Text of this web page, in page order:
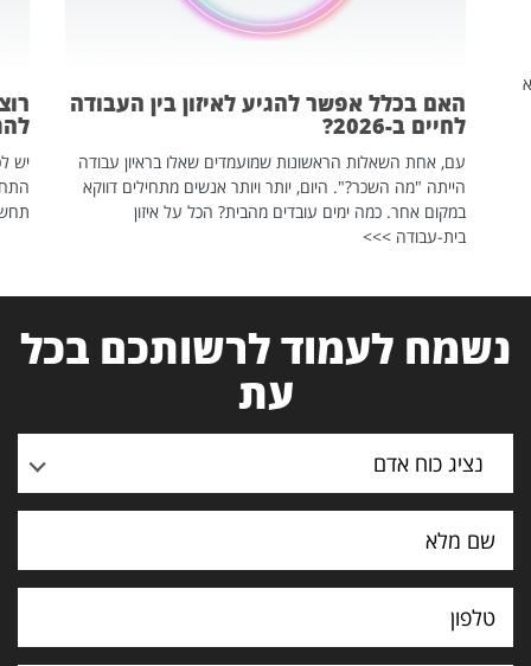
האם בכלל אפשר להגיע לאיזון בין העבודה
לחיים ב-2026?
עם, אחת השאלות הראשונות שמועמדים שאלו בראיון עבודה
הייתה "מה השכר?". היום, יותר ויותר אנשים מתחילים דווקא
במקום אחר. כמה ימים עובדים מהבית? הכל על איזון
בית-עבודה >>>
יש
נשמח לעמוד לרשותכם בכל
עת
נציג כוח אדם